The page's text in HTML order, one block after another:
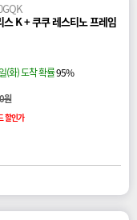
K + 쿠쿠 레스티노 프레임
(화) 도착 확률95%
원
할인가